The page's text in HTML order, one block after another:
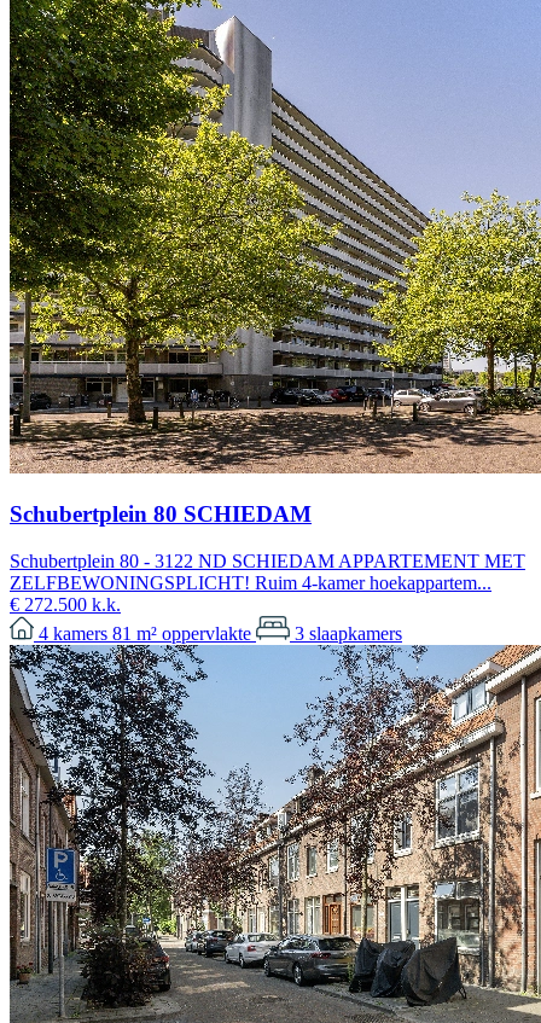
Schubertplein 80 SCHIEDAM
Schubertplein 80 - 3122 ND SCHIEDAM APPARTEMENT MET
ZELFBEWONINGSPLICHT! Ruim 4-kamer hoekappartem...
€ 272.500 k.k.
4 kamers 81 m² oppervlakte 3 slaapkamers